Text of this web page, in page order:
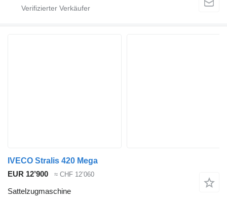
IVECO Stralis 420 Mega
EUR 12’900
≈ CHF 12’060
Sattelzugmaschine